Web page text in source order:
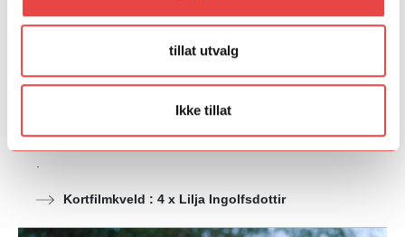
tillat utvalg
Ikke tillat
Kortfilmkveld : 4 x Lilja Ingolfsdottir
.
Kortfilmkveld : 4 x Lilja Ingolfsdottir